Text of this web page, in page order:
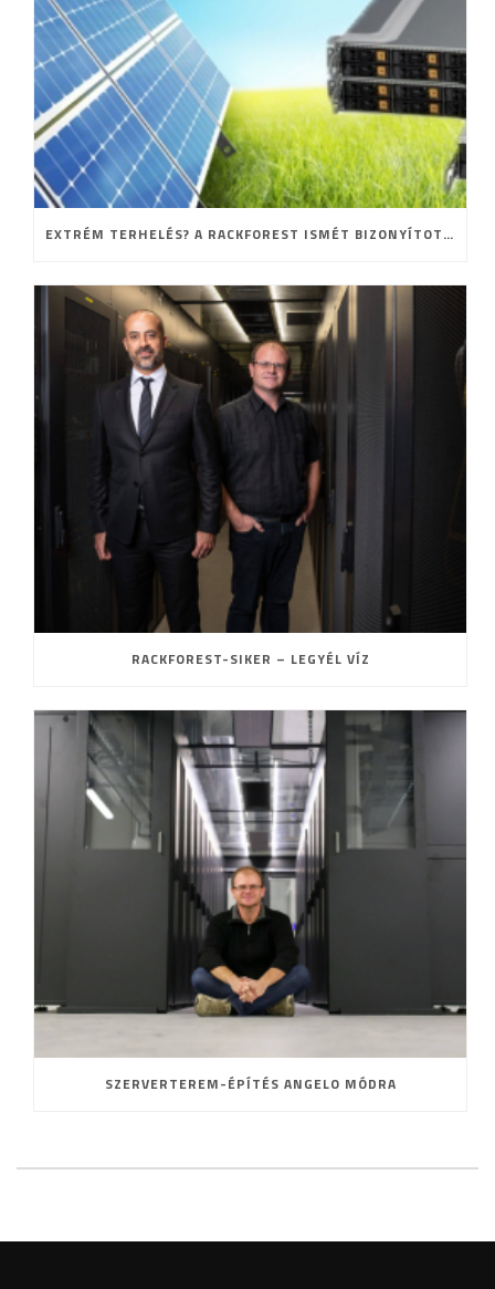
EXTRÉM TERHELÉS? A RACKFOREST ISMÉT BIZONYÍTOTT!
RACKFOREST-SIKER – LEGYÉL VÍZ
SZERVERTEREM-ÉPÍTÉS ANGELO MÓDRA